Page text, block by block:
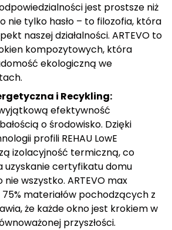
jest prostsze niż
nie tylko hasło – to filozofia, która
naszej działalności. ARTEVO to
kompozytowych, która
ekologiczną we
i Recykling:
efektywność
o środowisko. Dzięki
profili REHAU LowE
izolacyjność termiczną, co
uzyskanie certyfikatu domu
wszystko. ARTEVO max
materiałów pochodzących z
że każde okno jest krokiem w
przyszłości.